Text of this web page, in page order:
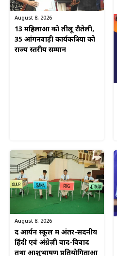
August 8, 2026
13 महिलाओं को तीलू रौतेली,
35 आंगनवाड़ी कार्यकत्रियों को
राज्य स्तरीय सम्मान
August 8, 2026
द आर्यन स्कूल में अंतर-सदनीय
हिंदी एवं अंग्रेज़ी वाद-विवाद
तथा आशुभाषण प्रतियोगिताओं